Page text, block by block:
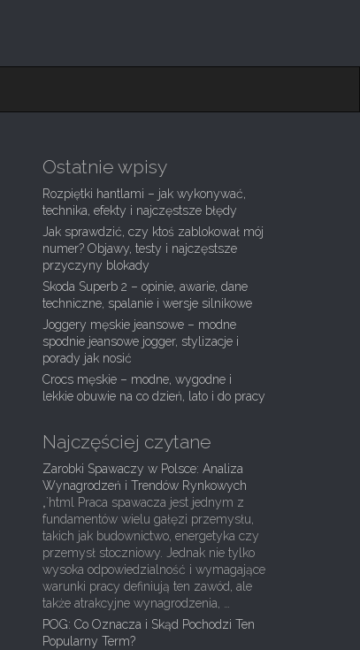
Ostatnie wpisy
Rozpiętki hantlami – jak wykonywać,
technika, efekty i najczęstsze błędy
Jak sprawdzić, czy ktoś zablokował mój
numer? Objawy, testy i najczęstsze
przyczyny blokady
Skoda Superb 2 – opinie, awarie, dane
techniczne, spalanie i wersje silnikowe
Joggery męskie jeansowe – modne
spodnie jeansowe jogger, stylizacje i
porady jak nosić
Crocs męskie – modne, wygodne i
lekkie obuwie na co dzień, lato i do pracy
Najczęściej czytane
Zarobki Spawaczy w Polsce: Analiza
Wynagrodzeń i Trendów Rynkowych
„`html Praca spawacza jest jednym z
fundamentów wielu gałęzi przemysłu,
takich jak budownictwo, energetyka czy
przemysł stoczniowy. Jednak nie tylko
wysoka odpowiedzialność i wymagające
warunki pracy definiują ten zawód, ale
także atrakcyjne wynagrodzenia, …
POG: Co Oznacza i Skąd Pochodzi Ten
Popularny Term?